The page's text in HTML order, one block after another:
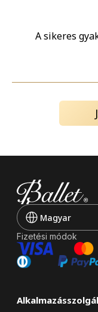
A sikeres
Magyar
Fizetési módok